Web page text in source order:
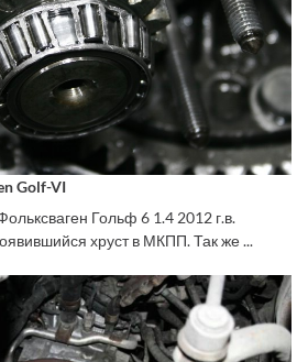
Golf-VI
Гольф 6 1.4 2012 г.в.
хруст в МКПП. Так же ...